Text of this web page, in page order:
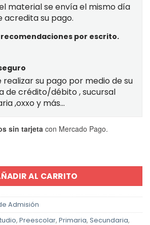
material se envía el mismo día
acredita su pago.
recomendaciones por escrito.
realizar su pago por medio de su
de crédito/débito , sucursal
,oxxo y más...
sin tarjeta con Mercado Pago.
de Admisión Educación
AL CARRITO
Admisión
, Preescolar, Primaria, Secundaria,